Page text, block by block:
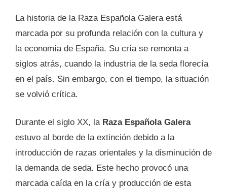
La historia de la Raza Española Galera está
marcada por su profunda relación con la cultura y
la economía de España. Su cría se remonta a
siglos atrás, cuando la industria de la seda florecía
en el país. Sin embargo, con el tiempo, la situación
se volvió crítica.
Durante el siglo XX, la Raza Española Galera
estuvo al borde de la extinción debido a la
introducción de razas orientales y la disminución de
la demanda de seda. Este hecho provocó una
marcada caída en la cría y producción de esta